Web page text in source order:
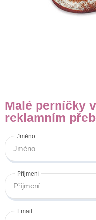
Malé perníčky
reklamním
Jméno
Příjmení
Email